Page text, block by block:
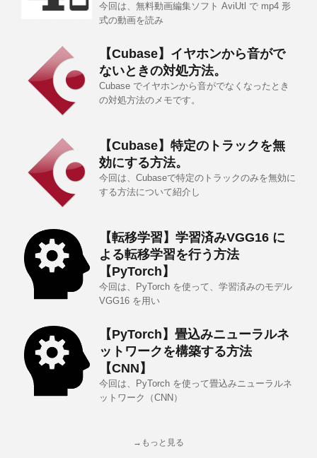
今回は、無料動画編集ソフト AviUtl で mp4 形
式の動画を読み
【Cubase】イヤホンから音がで
ないときの対処方法。
Cubase でイヤホンから音がでなくなったとき
の対処方法のメモです。
【Cubase】特定のトラックを無
効にする方法。
今回は、Cubaseで特定のトラックのみを無効に
する方法について紹介し
【転移学習】学習済みVGG16 に
よる転移学習を行う方法
【PyTorch】
今回は、PyTorch を使って、学習済みのモデル
VGG16 を用い
【PyTorch】畳込みニューラルネ
ットワークを構築する方法
【CNN】
今回は、PyTorch を使って畳込みニューラルネ
ットワーク（CNN）
→もっと見る